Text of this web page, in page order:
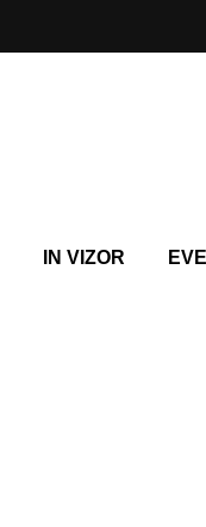
IN VIZOR